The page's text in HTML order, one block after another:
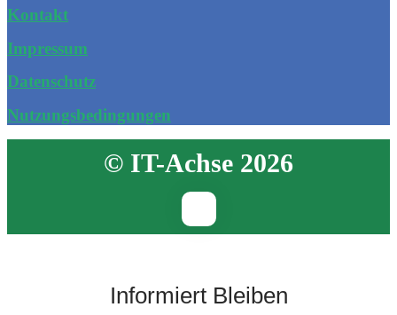
Kontakt
Impressum
Datenschutz
Nutzungsbedingungen
© IT-Achse 2026
Informiert Bleiben